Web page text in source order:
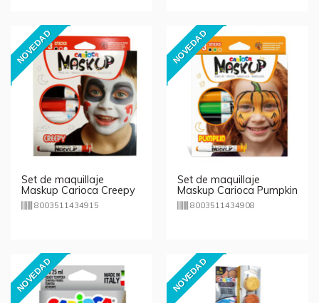
NOVEDAD
Set de maquillaje
Maskup Carioca Creepy
8003511434915
NOVEDAD
Set de maquillaje
Maskup Carioca Pumpkin
8003511434908
NOVEDAD NOVEDAD